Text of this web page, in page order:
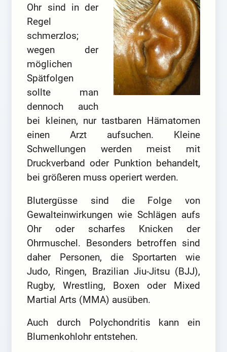
Ohr sind in der
Regel
schmerzlos;
wegen der
möglichen
Spätfolgen
sollte man
dennoch auch
bei kleinen, nur tastbaren Hämatomen
einen Arzt aufsuchen. Kleine
Schwellungen werden meist mit
Druckverband oder Punktion behandelt,
bei größeren muss operiert werden.
Blutergüsse sind die Folge von
Gewalteinwirkungen wie Schlägen aufs
Ohr oder scharfes Knicken der
Ohrmuschel. Besonders betroffen sind
daher Personen, die Sportarten wie
Judo, Ringen, Brazilian Jiu-Jitsu (BJJ),
Rugby, Wrestling, Boxen oder Mixed
Martial Arts (MMA) ausüben.
Auch durch Polychondritis kann ein
Blumenkohlohr entstehen.